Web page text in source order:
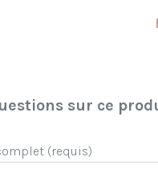
sur ce
(requis)